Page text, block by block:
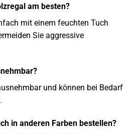
am besten?
mit einem feuchten Tuch
Sie aggressive
und können bei Bedarf
in anderen Farben bestellen?